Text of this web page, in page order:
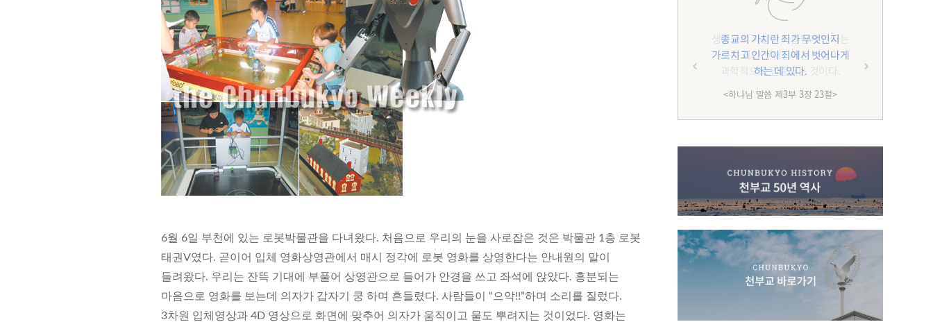
6월 6일 부천에 있는 로봇박물관을 다녀왔다. 처음으로 우리의 눈을 사로잡은 것은 박물관 1층 로봇
태권V였다. 곧이어 입체 영화상영관에서 매시 정각에 로봇 영화를 상영한다는 안내원의 말이
들려왔다. 우리는 잔뜩 기대에 부풀어 상영관으로 들어가 안경을 쓰고 좌석에 앉았다. 흥분되는
마음으로 영화를 보는데 의자가 갑자기 쿵 하며 흔들렸다. 사람들이 “으악!!”하며 소리를 질렀다.
3차원 입체영상과 4D 영상으로 화면에 맞추어 의자가 움직이고 물도 뿌려지는 것이었다. 영화는
종교의 가치란 죄가 무엇인지
가르치고 인간이 죄에서 벗어나게
하는 데 있다.
<하나님 말씀 제3부 3장 23절>